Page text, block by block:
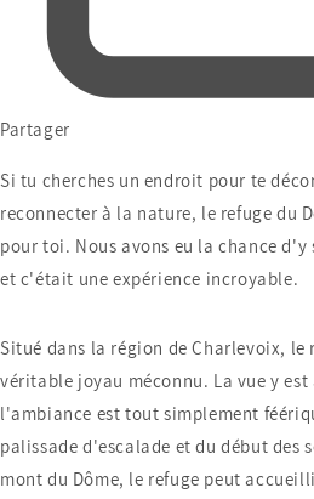
Partager
Si tu cherches un endroit pour te
reconnecter à la nature, le refuge du
pour toi. Nous avons eu la chance d'y
et c'était une expérience incroyable.
Situé dans la région de Charlevoix, le
véritable joyau méconnu. La vue y
l'ambiance est tout simplement
palissade d'escalade et du début des
mont du Dôme, le refuge peut